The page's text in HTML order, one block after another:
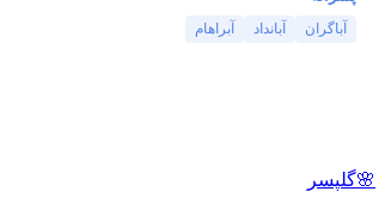
آباگران آبانداد آبراهام
🌸گلپسر